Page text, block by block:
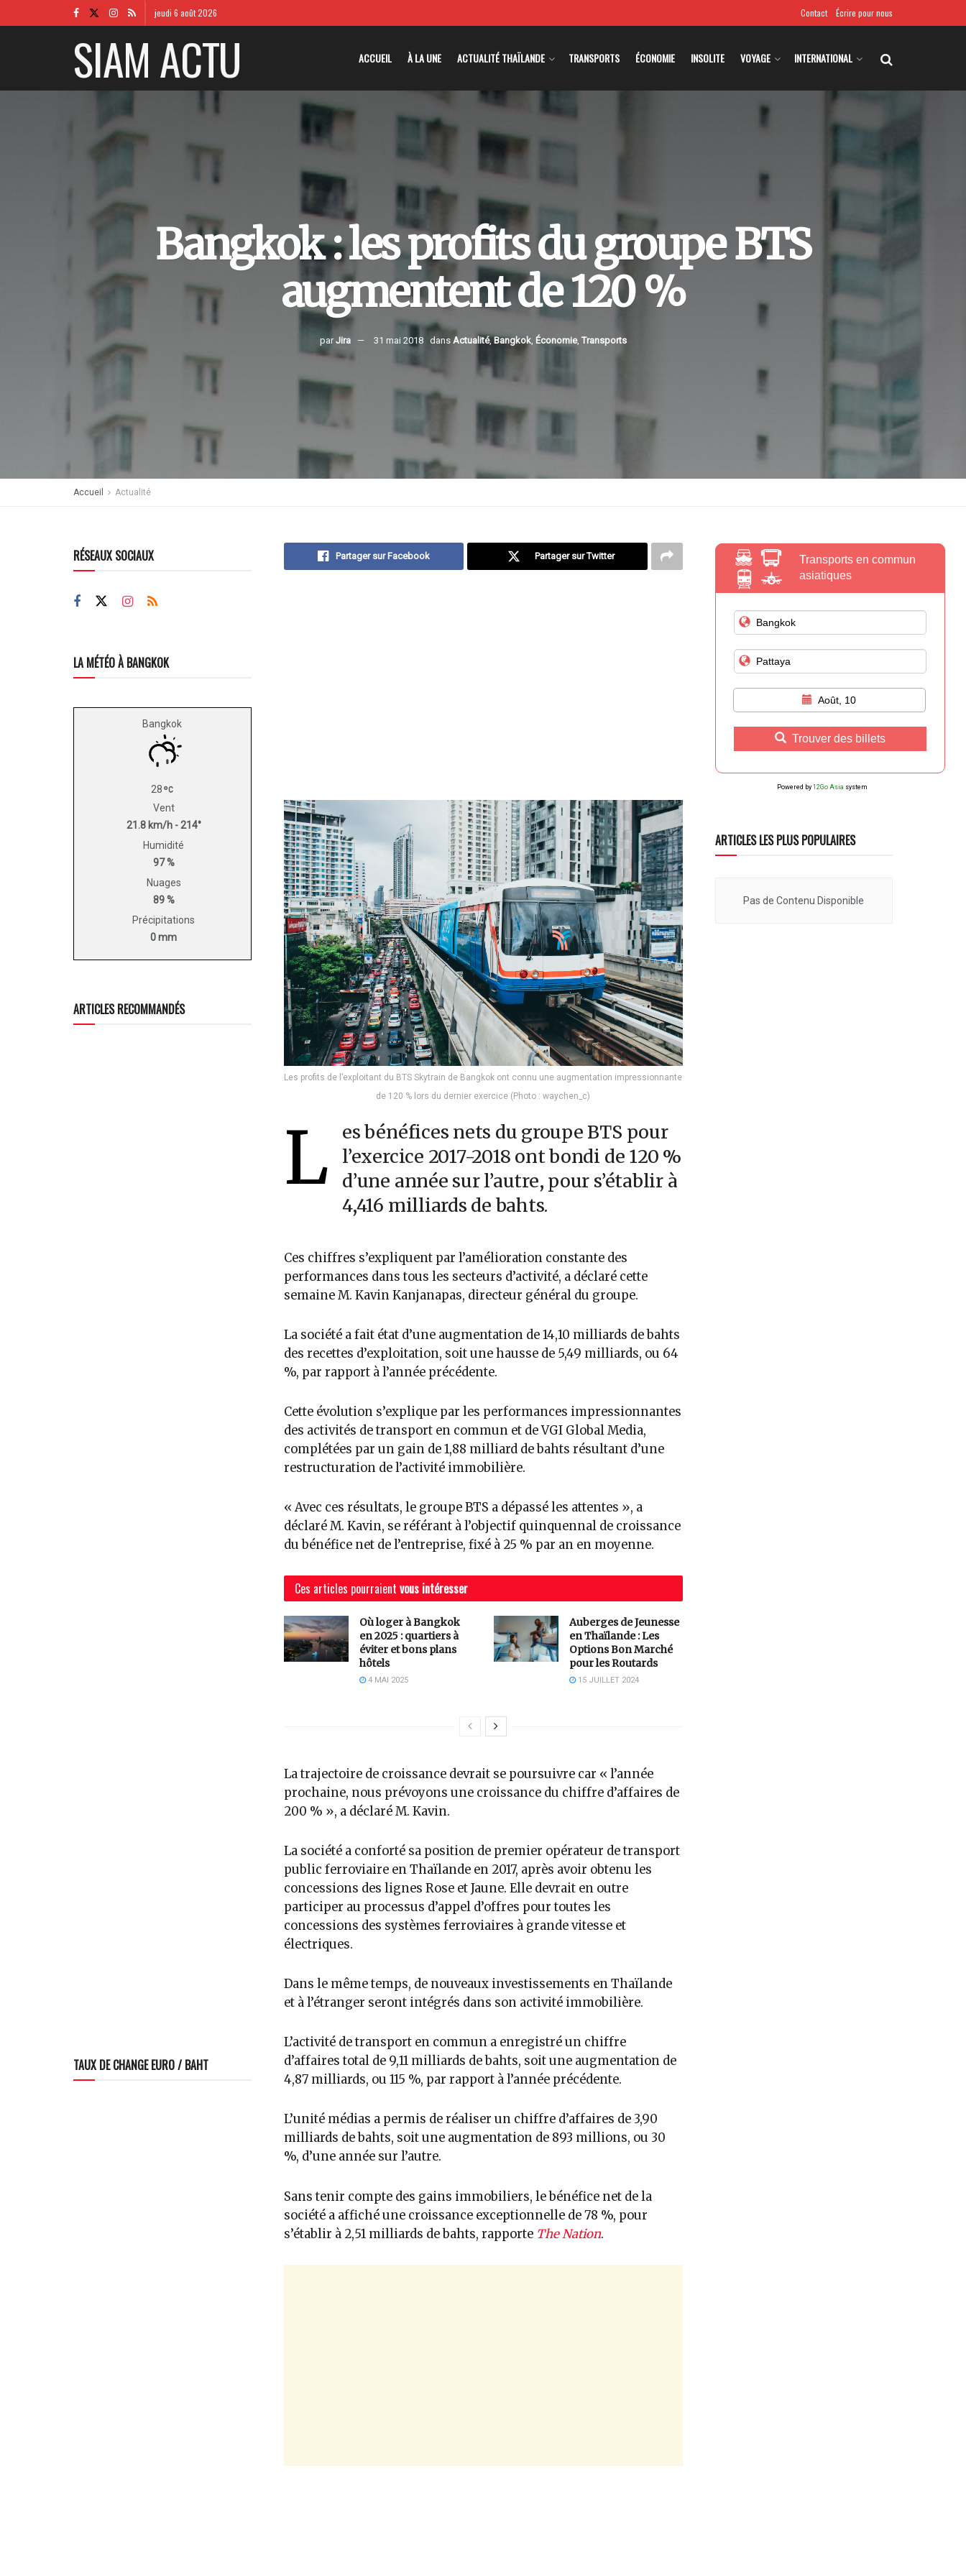
jeudi 6 août 2026 Contact Écrire pour nous
SIAM ACTU ACCUEIL À LA UNE ACTUALITÉ THAÏLANDE TRANSPORTS ÉCONOMIE INSOLITE VOYAGE INTERNATIONAL
Bangkok : les profits du groupe BTS
augmentent de 120 %
par Jira 31 mai 2018 dans Actualité,Bangkok, Économie, Transports
Accueil Actualité
Partager sur Facebook Partager sur Twitter
Les profits de l’exploitant du BTS Skytrain de Bangkok ont connu une augmentation impressionnante
de 120 % lors du dernier exercice (Photo : waychen_c)
L
es bénéfices nets du groupe BTS pour
l’exercice 2017-2018 ont bondi de 120 %
d’une année sur l’autre, pour s’établir à
4,416 milliards de bahts.
Ces chiffres s’expliquent par l’amélioration constante des
performances dans tous les secteurs d’activité, a déclaré cette
semaine M. Kavin Kanjanapas, directeur général du groupe.
La société a fait état d’une augmentation de 14,10 milliards de bahts
des recettes d’exploitation, soit une hausse de 5,49 milliards, ou 64
%, par rapport à l’année précédente.
Cette évolution s’explique par les performances impressionnantes
des activités de transport en commun et de VGI Global Media,
complétées par un gain de 1,88 milliard de bahts résultant d’une
restructuration de l’activité immobilière.
« Avec ces résultats, le groupe BTS a dépassé les attentes », a
déclaré M. Kavin, se référant à l’objectif quinquennal de croissance
du bénéfice net de l’entreprise, fixé à 25 % par an en moyenne.
Ces articles pourraient vous intéresser
Où loger à Bangkok
en 2025 : quartiers à
éviter et bons plans
hôtels
4 MAI 2025
Auberges de Jeunesse
en Thaïlande : Les
Options Bon Marché
pour les Routards
15 JUILLET 2024
La trajectoire de croissance devrait se poursuivre car « l’année
prochaine, nous prévoyons une croissance du chiffre d’affaires de
200 % », a déclaré M. Kavin.
La société a conforté sa position de premier opérateur de transport
public ferroviaire en Thaïlande en 2017, après avoir obtenu les
concessions des lignes Rose et Jaune. Elle devrait en outre
participer au processus d’appel d’offres pour toutes les
concessions des systèmes ferroviaires à grande vitesse et
électriques.
Dans le même temps, de nouveaux investissements en Thaïlande
et à l’étranger seront intégrés dans son activité immobilière.
L’activité de transport en commun a enregistré un chiffre
d’affaires total de 9,11 milliards de bahts, soit une augmentation de
4,87 milliards, ou 115 %, par rapport à l’année précédente.
L’unité médias a permis de réaliser un chiffre d’affaires de 3,90
milliards de bahts, soit une augmentation de 893 millions, ou 30
%, d’une année sur l’autre.
Sans tenir compte des gains immobiliers, le bénéfice net de la
société a affiché une croissance exceptionnelle de 78 %, pour
s’établir à 2,51 milliards de bahts, rapporte The Nation.
RÉSEAUX SOCIAUX
LA MÉTÉO À BANGKOK
Bangkok
28
Vent
21.8 km/h - 214°
Humidité
97 %
Nuages
89 %
Précipitations
0 mm
ARTICLES RECOMMANDÉS
TAUX DE CHANGE EURO / BAHT
Transports en commun
asiatiques
Août, 10
Trouver des billets
Powered by 12Go Asia system
ARTICLES LES PLUS POPULAIRES
Pas de Contenu Disponible